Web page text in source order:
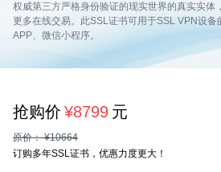
权威第三方严格身份验证的现实世界的真实实体
更多在线交易。此SSL证书可用于SSL VPN设
APP、微信小程序。
抢购价 ¥8799 元
原价： ¥10664
订购多年SSL证书，优惠力度更大！